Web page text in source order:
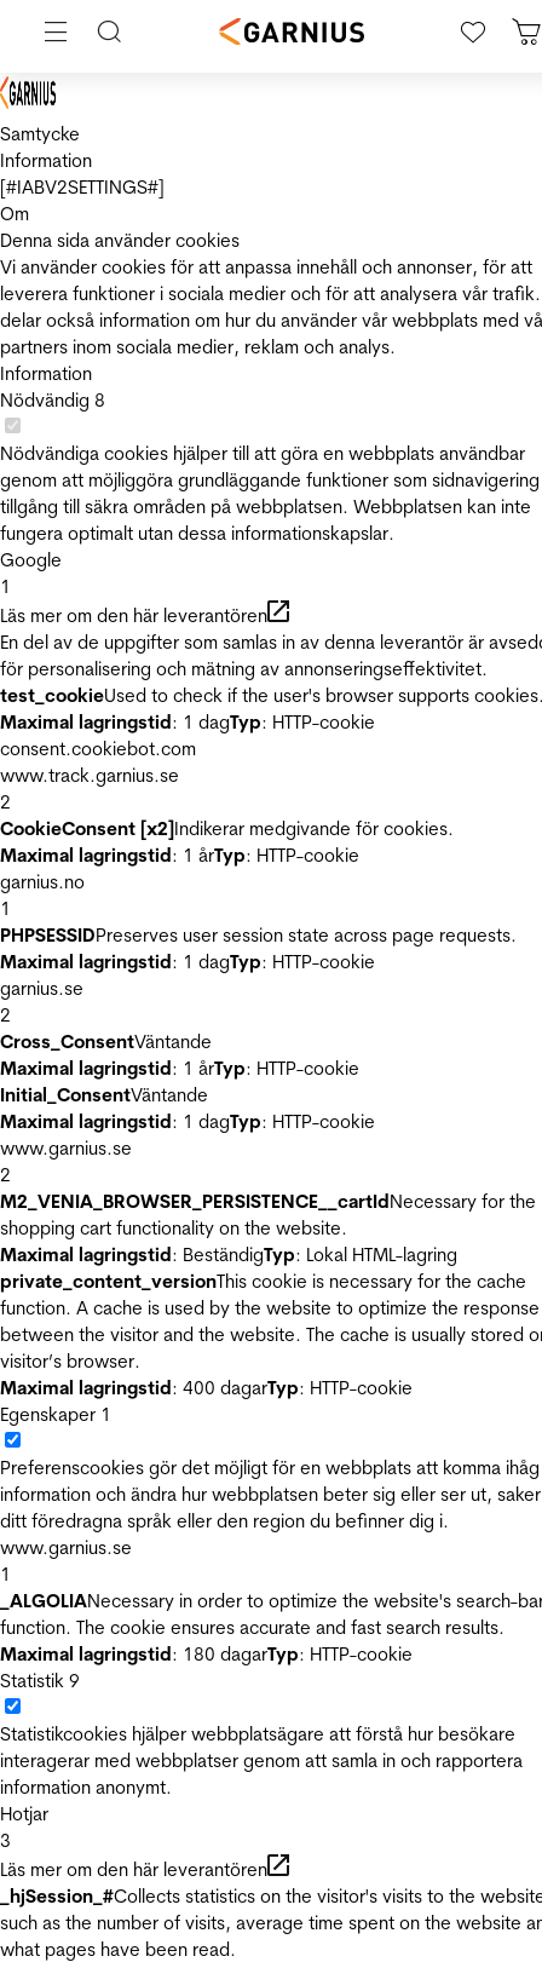
Samtycke
Information
[#IABV2SETTINGS#]
Om
Denna sida använder cookies
Vi använder cookies för att anpassa innehåll och annonser, för att
leverera funktioner i sociala medier och för att analysera vår
delar också information om hur du använder vår webbplats med
partners inom sociala medier, reklam och analys.
Information
Nödvändig 8
Nödvändiga cookies hjälper till att göra en webbplats användbar
genom att möjliggöra grundläggande funktioner som
tillgång till säkra områden på webbplatsen. Webbplatsen kan inte
fungera optimalt utan dessa informationskapslar.
Google
1
Läs mer om den här leverantören
En del av de uppgifter som samlas in av denna leverantör är
för personalisering och mätning av annonseringseffektivitet.
test_cookieUsed to check if the user's browser supports
Maximal lagringstid: 1 dagTyp: HTTP-cookie
consent.cookiebot.com
www.track.garnius.se
2
CookieConsent [x2]Indikerar medgivande för cookies.
Maximal lagringstid: 1 årTyp: HTTP-cookie
garnius.no
1
PHPSESSIDPreserves user session state across page requests.
Maximal lagringstid: 1 dagTyp: HTTP-cookie
garnius.se
2
Cross_ConsentVäntande
Maximal lagringstid: 1 årTyp: HTTP-cookie
Initial_ConsentVäntande
Maximal lagringstid: 1 dagTyp: HTTP-cookie
www.garnius.se
2
M2_VENIA_BROWSER_PERSISTENCE__cartIdNecessary for the
shopping cart functionality on the website.
Maximal lagringstid: BeständigTyp: Lokal HTML-lagring
private_content_versionThis cookie is necessary for the cache
function. A cache is used by the website to optimize the
between the visitor and the website. The cache is usually stored
visitor’s browser.
Maximal lagringstid: 400 dagarTyp: HTTP-cookie
Egenskaper 1
Preferenscookies gör det möjligt för en webbplats att komma ihåg
information och ändra hur webbplatsen beter sig eller ser ut,
ditt föredragna språk eller den region du befinner dig i.
www.garnius.se
1
_ALGOLIANecessary in order to optimize the website's search-
function. The cookie ensures accurate and fast search results.
Maximal lagringstid: 180 dagarTyp: HTTP-cookie
Statistik 9
Statistikcookies hjälper webbplatsägare att förstå hur besökare
interagerar med webbplatser genom att samla in och rapportera
information anonymt.
Hotjar
3
Läs mer om den här leverantören
_hjSession_#Collects statistics on the visitor's visits to the
such as the number of visits, average time spent on the website
what pages have been read.